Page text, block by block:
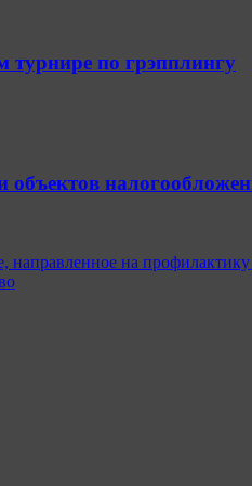
по грэпплингу
на